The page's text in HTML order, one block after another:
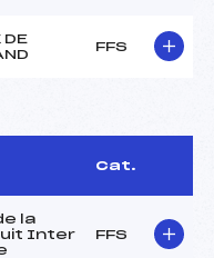
DE
FFS
Cat.
la
Inter
FFS